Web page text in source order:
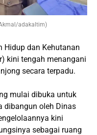
adakaltim)
Hidup dan Kehutanan
kini tengah menangani
secara terpadu.
mulai dibuka untuk
dibangun oleh Dinas
kini
sebagai ruang